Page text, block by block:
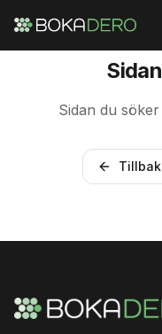
Sidan du